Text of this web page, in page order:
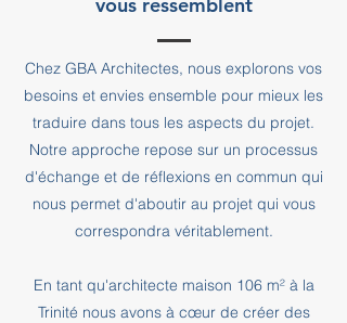
Chez GBA Architectes, nous explorons vos
besoins et envies ensemble pour mieux les
traduire dans tous les aspects du projet.
Notre approche repose sur un processus
d'échange et de réflexions en commun qui
nous permet d'aboutir au projet qui vous
correspondra véritablement.
En tant qu'architecte maison 106 m² à la
Trinité nous avons à cœur de créer des